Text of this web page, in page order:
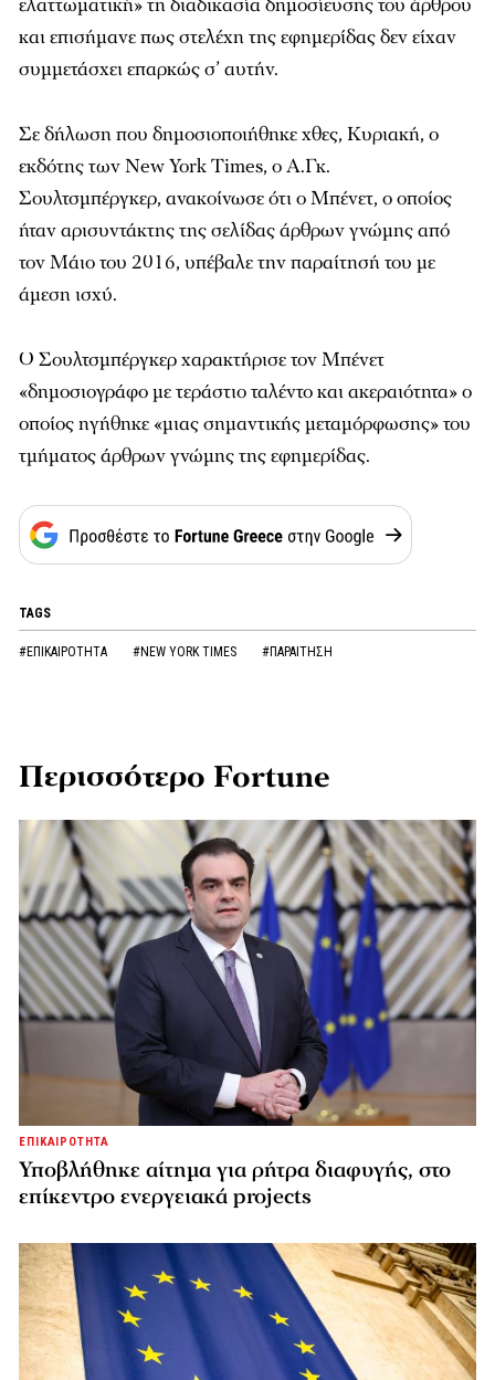
και επισήμανε πως στελέχη της εφημερίδας δεν είχαν
συμμετάσχει επαρκώς σ’ αυτήν.
Σε δήλωση που δημοσιοποιήθηκε χθες, Κυριακή, ο
εκδότης τωνNew York Times, ο Α.Γκ.
Σουλτσμπέργκερ, ανακοίνωσε ότι ο Μπένετ, ο οποίος
ήταν αρισυντάκτης της σελίδας άρθρων γνώμης από
τον Μάιο του 2016, υπέβαλε την παραίτησή του με
άμεση ισχύ.
Ο Σουλτσμπέργκερ χαρακτήρισε τον Μπένετ
«δημοσιογράφο με τεράστιο ταλέντο και ακεραιότητα» ο
οποίος ηγήθηκε «μιας σημαντικής μεταμόρφωσης» του
τμήματος άρθρων γνώμης της εφημερίδας.
TAGS
#ΕΠΙΚΑΙΡΟΤΗΤΑ #NEW YORK TIMES #ΠΑΡΑΙΤΗΣΗ
Περισσότερο Fortune
ΕΠΙΚΑΙΡΟΤΗΤΑ
Υποβλήθηκε αίτημα για ρήτρα διαφυγής, στο
επίκεντρο ενεργειακά projects